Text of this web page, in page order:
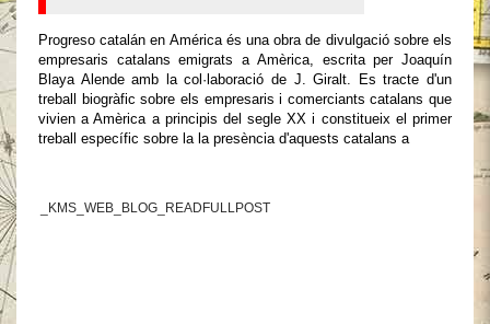
Progreso catalán en América és una obra de divulgació sobre els
empresaris catalans emigrats a Amèrica, escrita per Joaquín
Blaya Alende amb la col·laboració de J. Giralt. Es tracte d'un
treball biogràfic sobre els empresaris i comerciants catalans que
vivien a Amèrica a principis del segle XX i constitueix el primer
treball específic sobre la la presència d'aquests catalans a
_KMS_WEB_BLOG_READFULLPOST